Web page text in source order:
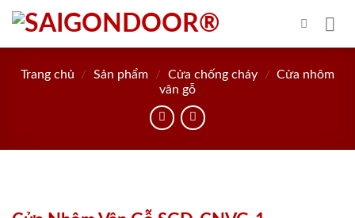
Skip
content
Trang chủ / Sản phẩm / Cửa chống cháy / Cửa nhôm
vân gỗ